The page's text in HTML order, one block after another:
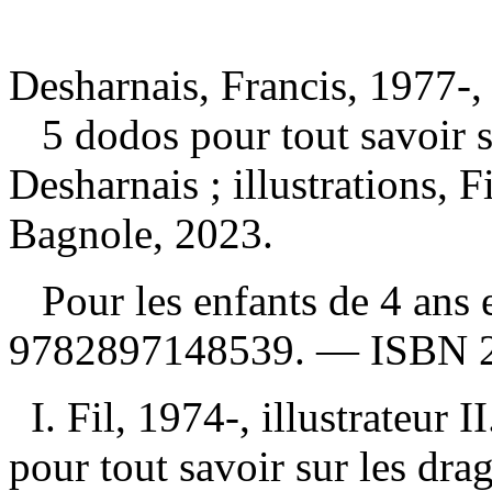
Desharnais, Francis, 1977-
5 dodos pour tout savoir
Desharnais ; illustrations,
Bagnole, 2023.
Pour les enfants de 4
9782897148539. — ISBN
I. Fil, 1974-, illustrateur
pour tout savoir sur les